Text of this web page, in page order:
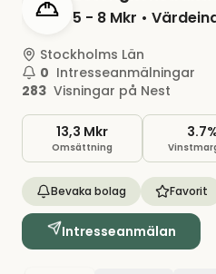
5 - 8 Mkr •
Stockholms Län
0 Intresseanmälningar
283 Visningar på Nest
13,3 Mkr
Omsättning
Bevaka bolag Favorit
Intresseanmälan